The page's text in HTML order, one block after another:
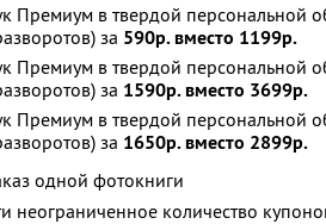
Премиум в твердой персональной
за 590р. вместо 1199р.
Премиум в твердой персональной
за 1590р. вместо 3699р.
Премиум в твердой персональной
за 1650р. вместо 2899р.
одной фотокниги
неограниченное количество